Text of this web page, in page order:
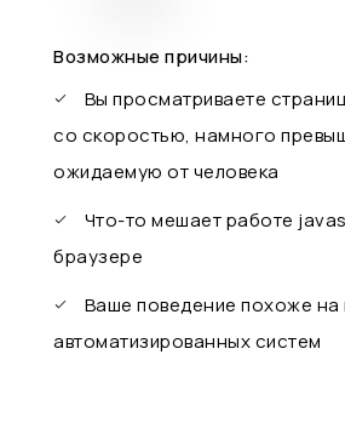
Возможные причины:
Вы просматриваете
со скоростью, намного
ожидаемую от человека
Что-то мешает работе
браузере
Ваше поведение похоже на
автоматизированных систем